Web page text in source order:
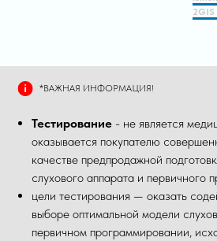
2GIS
*ВАЖНАЯ ИНФОРМАЦИЯ!
Тестирование - не является
оказывается покупателю
качестве предпродажной
слухового аппарата и первичного
цели тестирования — оказать
выборе оптимальной модели
первичном программировании,